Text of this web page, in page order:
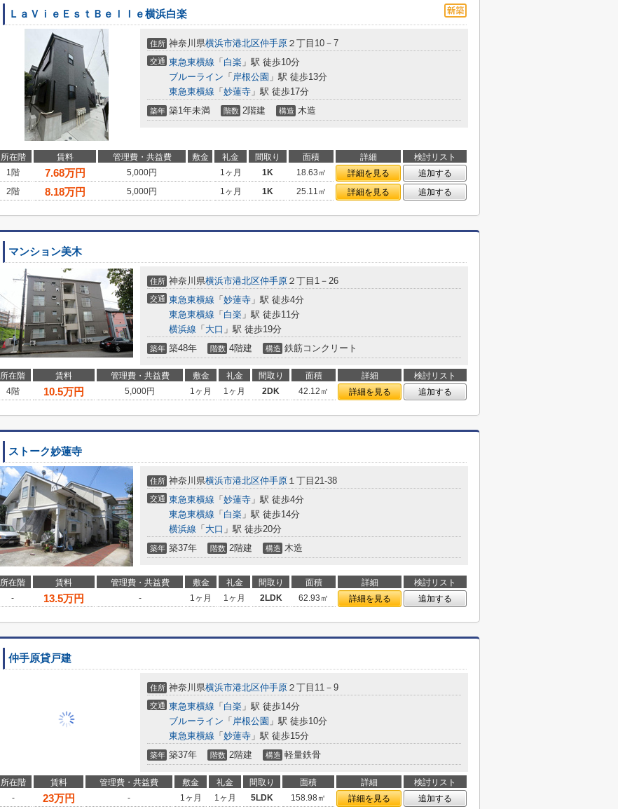
ＬａＶｉｅＥｓｔＢｅｌｌｅ横浜白楽
住所 神奈川県横浜市港北区仲手原 ２丁目10－7
交通 東急東横線 「 白楽 」駅 徒歩10分
ブルーライン 「 岸根公園 」駅 徒歩13分
東急東横線 「 妙蓮寺 」駅 徒歩17分
築年 築1年未満 階数 2階建 構造 木造
所在階 賃料 管理費・共益費 敷金 礼金 間取り 面積 詳細
検討リスト
1階
7.68万円 5,000円 1ヶ月 1K 18.63㎡ 詳細を見る
追加する
2階
8.18万円 5,000円 1ヶ月 1K 25.11㎡ 詳細を見る 追加する
マンション美木
住所 神奈川県横浜市港北区仲手原 ２丁目1－26
交通 東急東横線 「 妙蓮寺 」駅 徒歩4分
東急東横線 「 白楽 」駅 徒歩11分
横浜線 「 大口 」駅 徒歩19分
築年 築48年 階数 4階建 構造 鉄筋コンクリート
所在階 賃料 管理費・共益費 敷金 礼金 間取り 面積 詳細
検討リスト
4階
10.5万円 5,000円 1ヶ月 1ヶ月 2DK 42.12㎡ 詳細を見る 追加する
ストーク妙蓮寺
住所 神奈川県横浜市港北区仲手原 １丁目21-38
交通 東急東横線 「 妙蓮寺 」駅 徒歩4分
東急東横線 「 白楽 」駅 徒歩14分
横浜線 「 大口 」駅 徒歩20分
築年 築37年 階数 2階建 構造 木造
所在階 賃料 管理費・共益費 敷金 礼金 間取り 面積 詳細
検討リスト
-
13.5万円 - 1ヶ月 1ヶ月 2LDK 62.93㎡ 詳細を見る 追加する
仲手原貸戸建
住所 神奈川県横浜市港北区仲手原 ２丁目11－9
交通 東急東横線 「 白楽 」駅 徒歩14分
ブルーライン 「 岸根公園 」駅 徒歩10分
東急東横線 「 妙蓮寺 」駅 徒歩15分
築年 築37年 階数 2階建 構造 軽量鉄骨
所在階 賃料 管理費・共益費 敷金 礼金 間取り 面積 詳細
検討リスト
-
23万円 - 1ヶ月 1ヶ月 5LDK 158.98㎡ 詳細を見る 追加する